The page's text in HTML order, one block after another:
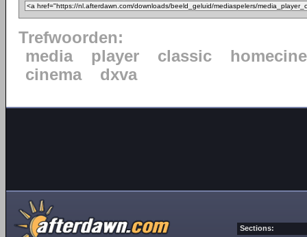
Trefwoorden:
media
player classic
cinema
dxva
Sections: